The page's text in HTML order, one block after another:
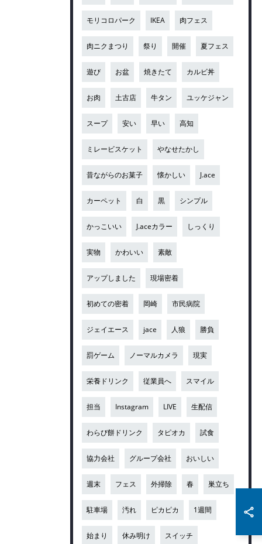
モリコロパーク IKEA 肉フェス
肉ニクまつり 祭り 開催 夏フェス
遊び お盆 焼きたて カルビ丼
お肉 土古店 牛タン ユッケジャン
スープ 安い 早い 高知
ミレービスケット やなせたかし
昔ながらのお菓子 懐かしい J.ace
カーペット 白 黒 シンプル
かっこいい J.aceカラー しっくり
実物 かわいい 素敵
アップしました 現場密着
初めての密着 岡崎 市民病院
ジェイエース jace 人狼 勝負
罰ゲーム ノーマルカメラ 現実
栄養ドリンク 従業員へ スマイル
担当 Instagram LIVE 生配信
わらび餅ドリンク タピオカ 試食
協力会社 グループ会社 おいしい
週末 フェス 外掃除 春 巣立ち
駐車場 汚れ ピカピカ 1週間
始まり 休み明け スイッチ